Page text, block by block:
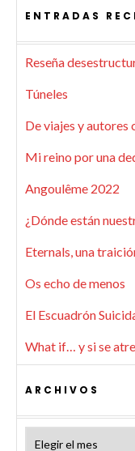
ENTRADAS
Reseña
Túneles
De viajes y autores
Mi reino por una
Angoulême 2022
¿Dónde están
Eternals, una
Os echo de menos
El Escuadrón
What if… y si se
ARCHIVOS